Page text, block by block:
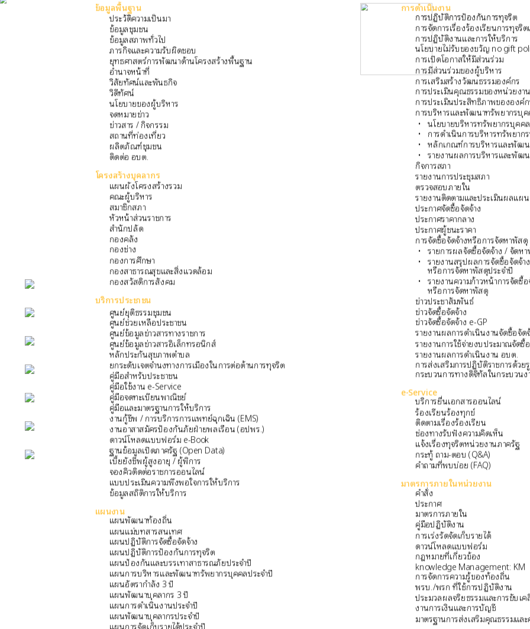
ข้อมูลพื้นฐาน
ประวัติความเป็นมา
ข้อมูลชุมชน
ข้อมูลสภาพทั่วไป
ภารกิจและความรับผิดชอบ
ยุทธศาสตร์การพัฒนาด้านโครงสร้างพื้นฐาน
อำนาจหน้าที่
วิสัยทัศน์และพันธกิจ
วิดีทัศน์
นโยบายของผู้บริหาร
จดหมายข่าว
ข่าวสาร / กิจกรรม
สถานที่ท่องเที่ยว
ผลิตภัณฑ์ชุมชน
ติดต่อ อบต.
โครงสร้างบุคลากร
แผนผังโครงสร้างรวม
คณะผู้บริหาร
สมาชิกสภา
หัวหน้าส่วนราชการ
สำนักปลัด
กองคลัง
กองช่าง
กองการศึกษา
กองสาธารณสุขและสิ่งแวดล้อม
กองสวัสดิการสังคม
บริการประชาชน
ศูนย์ยุติธรรมชุมชน
ศูนย์ช่วยเหลือประชาชน
ศูนย์ข้อมูลข่าวสารทางราชการ
ศูนย์ข้อมูลข่าวสารอิเล็กทรอนิกส์
หลักประกันสุขภาพตำบล
ยกระดับเจตจำนงทางการเมืองในการต่อต้านการทุจริต
คู่มือสำหรับประชาชน
คู่มือใช้งาน e-Service
คู่มือจดทะเบียนพาณิชย์
คู่มือและมาตรฐานการให้บริการ
งานกู้ชีพ / การบริการการแพทย์ฉุกเฉิน (EMS)
งานอาสาสมัครป้องกันภัยฝ่ายพลเรือน (อปพร.)
ดาวน์โหลดแบบฟอร์ม e-Book
ฐานข้อมูลเปิดภาครัฐ (Open Data)
เบี้ยยังชีพผู้สูงอายุ / ผู้พิการ
จองคิวติดต่อราชการออนไลน์
แบบประเมินความพึงพอใจการให้บริการ
ข้อมูลสถิติการให้บริการ
แผนงาน
แผนพัฒนาท้องถิ่น
แผนแม่บทสารสนเทศ
แผนปฏิบัติการจัดซื้อจัดจ้าง
แผนปฏิบัติการป้องกันการทุจริต
แผนป้องกันและบรรเทาสาธารณภัยประจำปี
แผนการบริหารและพัฒนาทรัพยากรบุคคลประจำปี
แผนอัตรากำลัง 3 ปี
แผนพัฒนาบุคลากร 3 ปี
แผนการดำเนินงานประจำปี
แผนพัฒนาบุคลากรประจำปี
แผนการจัดเก็บรายได้ประจำปี
การดำเนินงาน
การปฏิบัติการป้องกันการทุจริต
การจัดการเรื่องร้องเรียนการทุจริ
การปฏิบัติงานและการให้บริการ
นโยบายไม่รับของขวัญ no gift
การเปิดโอกาสให้มีส่วนร่วม
การมีส่วนร่วมของผู้บริหาร
การเสริมสร้างวัฒนธรรมองค์กร
การประเมินคุณธรรมของหน่วยงา
การประเมินประสิทธิภาพขององค์ก
การบริหารและพัฒนาทรัพยากรบุ
นโยบายบริหารทรัพยากรบุคคล
การดำเนินการบริหารทรัพยาก
หลักเกณฑ์การบริหารและพัฒ
รายงานผลการบริหารและพัฒ
กิจการสภา
รายงานการประชุมสภา
ตรวจสอบภายใน
รายงานติดตามและประเมินผลแผน
ประกาศจัดซื้อจัดจ้าง
ประกาศราคากลาง
ประกาศผู้ชนะราคา
การจัดซื้อจัดจ้างหรือการจัดหาพัส
รายการผลจัดซื้อจัดจ้าง / จัดห
รายงานสรุปผลการจัดซื้อจัดจ้าง
หรือการจัดหาพัสดุประจำปี
รายงานความก้าวหน้าการจัดซื้อ
หรือการจัดหาพัสดุ
ข่าวประชาสัมพันธ์
ข่าวจัดซื้อจัดจ้าง
ข่าวจัดซื้อจัดจ้าง e-GP
รายงานผลการดำเนินงานจัดซื้อจัด
รายงานการใช้จ่ายงบประมาณจัดซื้
รายงานผลการดำเนินงาน อบต.
การส่งเสริมการปฏิบัติราชการด้ว
กระบวนการทางดิจิทัลในกระบวนง
e-Service
บริการยื่นเอกสารออนไลน์
ร้องเรียนร้องทุกข์
ติดตามเรื่องร้องเรียน
ช่องทางรับฟังความคิดเห็น
แจ้งเรื่องทุจริตหน่วยงานภาครัฐ
กระทู้ ถาม-ตอบ (Q&A)
คำถามที่พบบ่อย (FAQ)
มาตรการภายในหน่วยงาน
คำสั่ง
ประกาศ
มาตรการภายใน
คู่มือปฏิบัติงาน
การเร่งรัดจัดเก็บรายได้
ดาวน์โหลดแบบฟอร์ม
กฎหมายที่เกี่ยวข้อง
knowledge Management: KM
การจัดการความรู้ของท้องถิ่น
พรบ./พรก ที่ใช้การปฏิบัติงาน
ประมวลผลจริยธรรมและการขับเ
งานการเงินและการบัญชี
มาตรฐานการส่งเสริมคุณธรรมและ